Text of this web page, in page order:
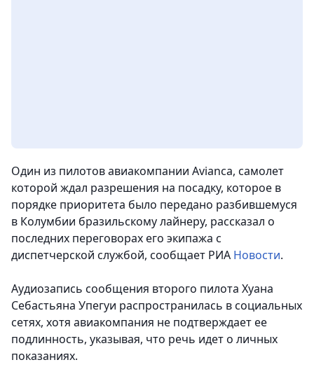
Один из пилотов авиакомпании Avianca, самолет
которой ждал разрешения на посадку, которое в
порядке приоритета было передано разбившемуся
в Колумбии бразильскому лайнеру, рассказал о
последних переговорах его экипажа с
диспетчерской службой, сообщает РИА Новости.
Аудиозапись сообщения второго пилота Хуана
Себастьяна Упегуи распространилась в социальных
сетях, хотя авиакомпания не подтверждает ее
подлинность, указывая, что речь идет о личных
показаниях.